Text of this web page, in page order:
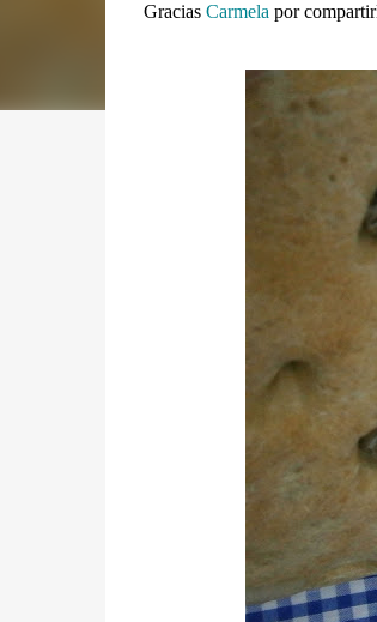
Gracias Carmela por